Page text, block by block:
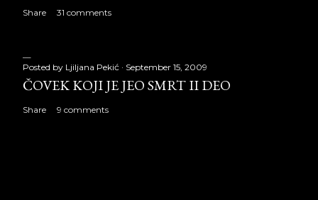
Share 31 comments
Posted by Ljiljana Pekić September 15, 2009
ČOVEK KOJI JE JEO SMRT II DEO
Share 9 comments